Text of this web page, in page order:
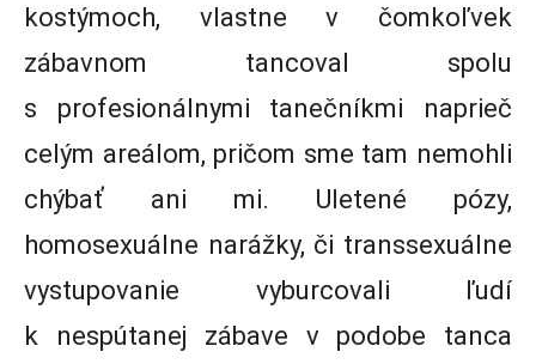
kostýmoch, vlastne v čomkoľvek
zábavnom tancoval spolu
s profesionálnymi tanečníkmi naprieč
celým areálom, pričom sme tam nemohli
chýbať ani mi. Uletené pózy,
homosexuálne narážky, či transsexuálne
vystupovanie vyburcovali ľudí
k nespútanej zábave v podobe tanca